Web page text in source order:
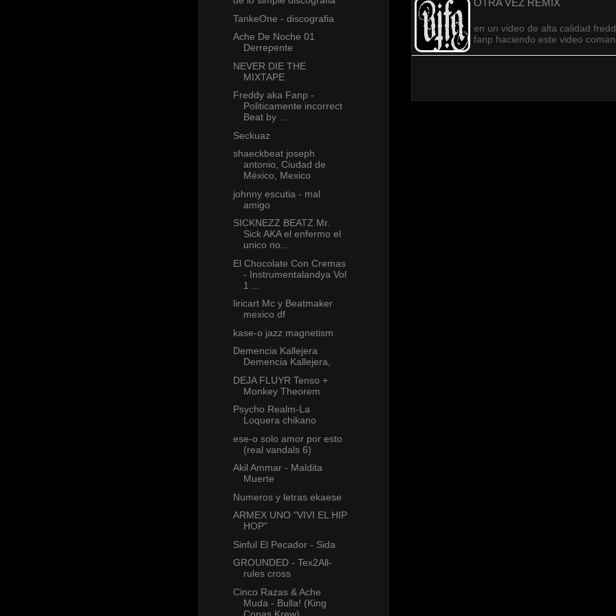
en un video de alta calidad
fanp haciendo este video
TankeOne - discografia
Ache De Noche 01
Derrepente
NEVER DIE THE
MIXTAPE
Freddy aka Fanp -
Politicamente incorrect
Beat by ...
Seckuaz
shaeckbeat joseph
antonio, Ciudad de
México, Mexico
johnny escutia - mal
amigo
SICKNEZZ BEATZ Mr.
Sick AKA el enfermo el
unico no...
El Chocolate Con Cremas
- Instrumentalandya Vol
1 ...
liricart Mc y Beatmaker
mexico df
kase-o jazz magnetism
Demencia Kallejera
Demencia Kallejera,
DEJA FLUYR Tenso +
Monkey Theorem
Psycho Realm-La
Loquera chikano
ese-o solo amor por esto
(real vandals 6)
Akil Ammar - Maldita
Muerte
Numeros y letras ekaese
ARMEX UNO "VIVI EL HIP
HOP"
Sinful El Pecador - Sida
GROUNDED - Tex2All-
rules cross
Cinco Razas & Ache
Muda - Bulla! (King
Copas Krew)